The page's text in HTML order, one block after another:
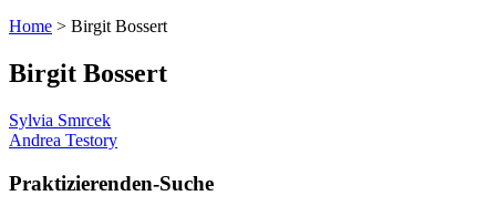
Home > Birgit Bossert
Birgit Bossert
Beitragsnavigation
Sylvia Smrcek
Andrea Testory
Praktizierenden-Suche